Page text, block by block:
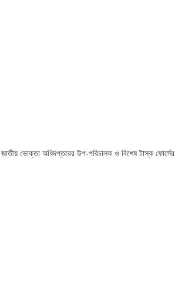
জাতীয় ভোক্তা অধিদপ্তরের উপ-পরিচালক ও বিশেষ টাস্ক ফোর্সের